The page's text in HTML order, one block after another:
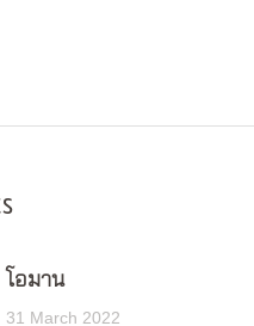
โอมาน
31 March 2022